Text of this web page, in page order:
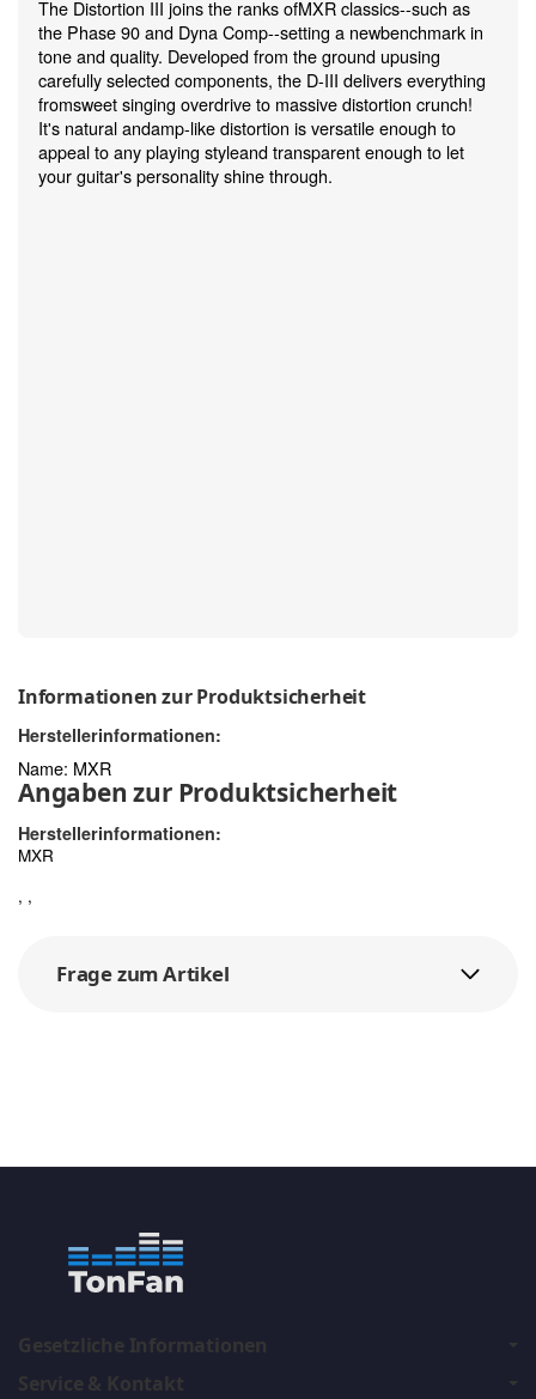
The Distortion III joins the ranks ofMXR classics--such as
the Phase 90 and Dyna Comp--setting a newbenchmark in
tone and quality. Developed from the ground upusing
carefully selected components, the D-III delivers everything
fromsweet singing overdrive to massive distortion crunch!
It's natural andamp-like distortion is versatile enough to
appeal to any playing styleand transparent enough to let
your guitar's personality shine through.
Informationen zur Produktsicherheit
Herstellerinformationen:
Name: MXR
Angaben zur Produktsicherheit
Herstellerinformationen:
MXR
, ,
Frage zum Artikel
Gesetzliche Informationen
Service & Kontakt